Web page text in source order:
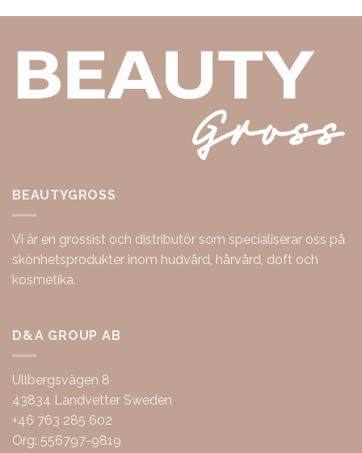
BEAUTYGROSS
Vi är en grossist och distributör som specialiserar oss på
skönhetsprodukter inom hudvård, hårvård, doft och
kosmetika.
D&A GROUP AB
Ullbergsvägen 8
43834 Landvetter Sweden
+46 763 285 602
Org: 556797-9819